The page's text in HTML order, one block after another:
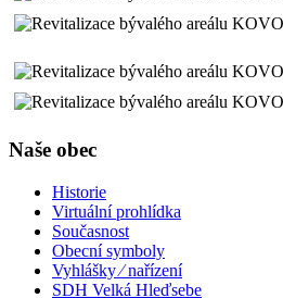
Naše obec
Historie
Virtuální prohlídka
Současnost
Obecní symboly
Vyhlášky ⁄ nařízení
SDH Velká Hleďsebe